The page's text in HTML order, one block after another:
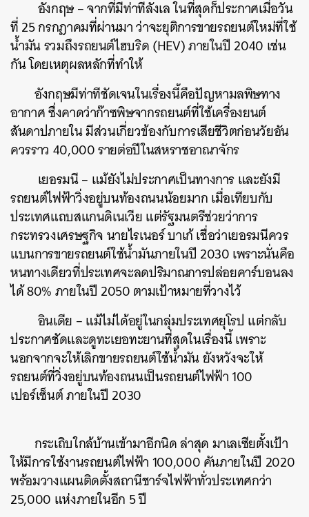
​ อังกฤษ – จากที่มีท่าทีลังเล ในที่สุดก็ประกาศเมื่อวัน
ที่ 25 กรกฎาคมที่ผ่านมา ว่าจะยุติการขายรถยนต์ใหม่ที่ใช้
น้ำมัน รวมถึงรถยนต์ไฮบริด (HEV) ภายในปี 2040 เช่น
กัน โดยเหตุผลหลักที่ทำให้
อังกฤษมีท่าทีชัดเจนในเรื่องนี้คือปัญหามลพิษทาง
อากาศ ซึ่งคาดว่าก๊าซพิษจากรถยนต์ที่ใช้เครื่องยนต์
สันดาปภายใน มีส่วนเกี่ยวข้องกับการเสียชีวิตก่อนวัยอัน
ควรราว 40,000 รายต่อปีในสหราชอาณาจักร
​ เยอรมนี – แม้ยังไม่ประกาศเป็นทางการ และยังมี
รถยนต์ไฟฟ้าวิ่งอยู่บนท้องถนนน้อยมาก เมื่อเทียบกับ
ประเทศแถบสแกนดิเนเวีย แต่รัฐมนตรีช่วยว่าการ
กระทรวงเศรษฐกิจ นายไรเนอร์ บาเก้ เชื่อว่าเยอรมนีควร
แบนการขายรถยนต์ใช้น้ำมันภายในปี 2030 เพราะนั่นคือ
หนทางเดียวที่ประเทศจะลดปริมาณการปล่อยคาร์บอนลง
ได้ 80% ภายในปี 2050 ตามเป้าหมายที่วางไว้
​ อินเดีย – แม้ไม่ได้อยู่ในกลุ่มประเทศยุโรป แต่กลับ
ประกาศชัดและดูทะเยอทะยานที่สุดในเรื่องนี้ เพราะ
นอกจากจะให้เลิกขายรถยนต์ใช้น้ำมัน ยังหวังจะให้
รถยนต์ที่วิ่งอยู่บนท้องถนนเป็นรถยนต์ไฟฟ้า 100
เปอร์เซ็นต์ ภายในปี 2030
กระเถิบใกล้บ้านเข้ามาอีกนิด ล่าสุด มาเลเซียตั้งเป้า
ให้มีการใช้งานรถยนต์ไฟฟ้า 100,000 คันภายในปี 2020
พร้อมวางแผนติดตั้งสถานีชาร์จไฟฟ้าทั่วประเทศกว่า
25,000 แห่งภายในอีก 5 ปี
ค้นหา
SHARE TWEET LINE EMAIL